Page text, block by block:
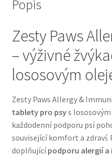
Brit pro psy
Granule pro psy
Natural Trainer pro
přírodními složkami
Happy Dog — Německá
Popis
Zesty Paws
– výživné
lososovým
Zesty Paws Allergy &
tablety pro psys
každodenní podporu psí
související komfort a zdraví.
doplňujícípodporu alergií